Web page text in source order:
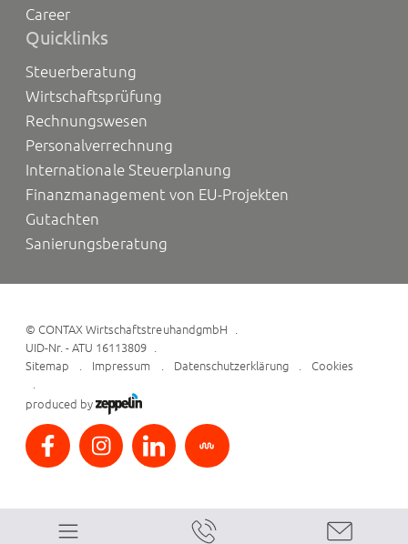
Career
Quicklinks
Steuerberatung
Wirtschaftsprüfung
Rechnungswesen
Personalverrechnung
Internationale Steuerplanung
Finanzmanagement von EU-Projekten
Gutachten
Sanierungsberatung
©CONTAX WirtschaftstreuhandgmbH
UID-Nr. - ATU 16113809
Sitemap
Impressum Datenschutzerklärung Cookies
produced by